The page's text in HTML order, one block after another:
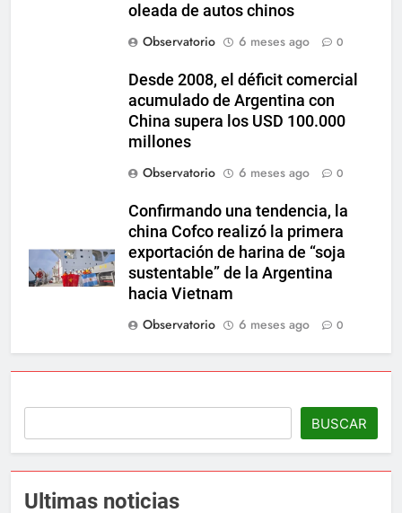
oleada de autos chinos
Observatorio
6 meses ago 0
Desde 2008, el déficit comercial
acumulado de Argentina con
China supera los USD 100.000
millones
Observatorio
6 meses ago 0
Confirmando una tendencia, la
china Cofco realizó la primera
exportación de harina de “soja
sustentable” de la Argentina
hacia Vietnam
Observatorio
6 meses ago 0
BUSCAR
Ultimas noticias